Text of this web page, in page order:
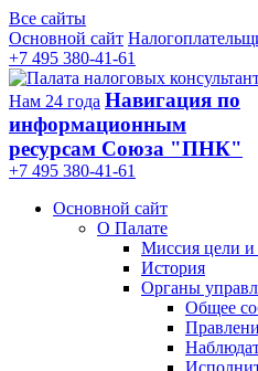
Все сайты
Основной сайт
+7 495 380-41-61
Нам 24 года Навигация по
информационным
ресурсам Союза "ПНК"
+7 495 380‑41‑61
Основной сайт
О Палате
Миссия цели и
История
Органы
Общее